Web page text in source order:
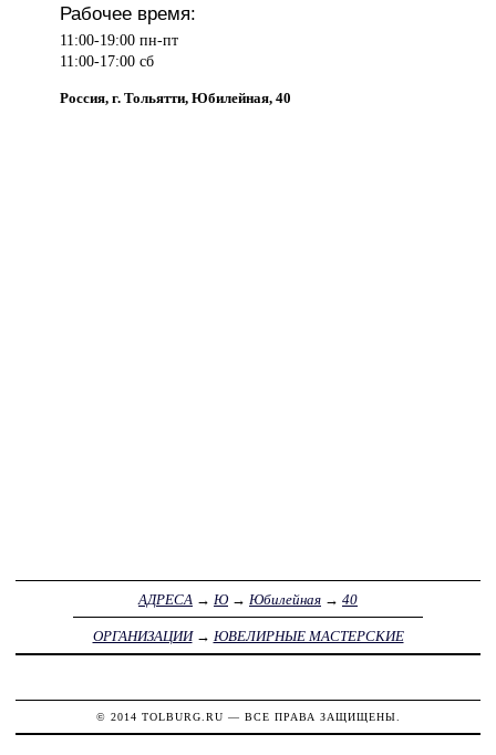
Рабочее время:
11:00-19:00 пн-пт
11:00-17:00 сб
Россия, г. Тольятти, Юбилейная, 40
АДРЕСА → Ю → Юбилейная → 40
ОРГАНИЗАЦИИ→ ЮВЕЛИРНЫЕ МАСТЕРСКИЕ
© 2014 TOLBURG.RU — ВСЕ ПРАВА ЗАЩИЩЕНЫ.